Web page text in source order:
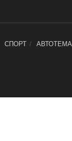
СПОРТ АВТОТЕМА